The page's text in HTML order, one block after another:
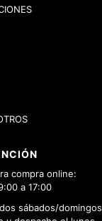
compra online:
a 17:00
sábados/domingos